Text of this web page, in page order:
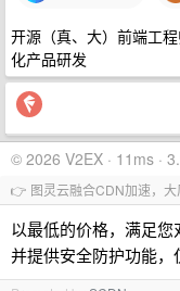
开源（真、大）前端工
化产品研发
© 2026 V2EX · 11ms ·
👉 图灵云融合CDN加速，大
以最低的价格，满足您
并提供安全防护功能，